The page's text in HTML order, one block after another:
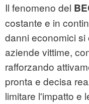
Il fenomeno del
costante e in
danni economici si
aziende vittime,
rafforzando
pronta e decisa
limitare l'impatto e